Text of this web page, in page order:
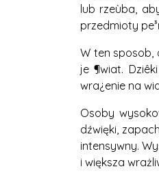
lub rzeùba,
przedmioty
W ten sposob,
je ¶wiat.
wra¿enie na
Osoby
dźwięki,
intensywny.
i większa